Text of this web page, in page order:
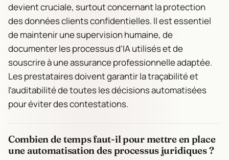
devient cruciale, surtout concernant la protection
des données clients confidentielles. Il est essentiel
de maintenir une supervision humaine, de
documenter les processus d’IA utilisés et de
souscrire à une assurance professionnelle adaptée.
Les prestataires doivent garantir la traçabilité et
l’auditabilité de toutes les décisions automatisées
pour éviter des contestations.
Combien de temps faut-il pour mettre en place
une automatisation des processus juridiques ?